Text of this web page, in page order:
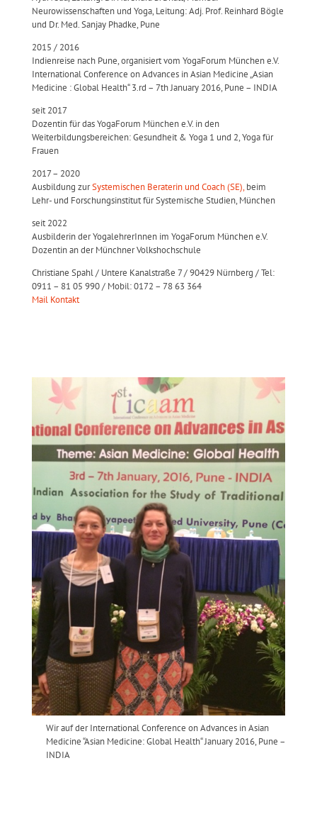
Neurowissenschaften und Yoga, Leitung: Adj. Prof. Reinhard Bögle
und Dr. Med. Sanjay Phadke, Pune
2015 / 2016
Indienreise nach Pune, organisiert vom YogaForum München e.V.
International Conference on Advances in Asian Medicine „Asian
Medicine : Global Health“ 3.rd – 7th January 2016, Pune – INDIA
seit 2017
Dozentin für das YogaForum München e.V. in den
Weiterbildungsbereichen: Gesundheit & Yoga 1 und 2, Yoga für
Frauen
2017 – 2020
Ausbildung zurSystemischen Beraterin und Coach (SE),beim
Lehr- und Forschungsinstitut für Systemische Studien, München
seit 2022
Ausbilderin der YogalehrerInnen im YogaForum München e.V.
Dozentin an der Münchner Volkshochschule
Christiane Spahl / Untere Kanalstraße 7 / 90429 Nürnberg / Tel:
0911 – 81 05 990 / Mobil: 0172 – 78 63 364
Mail Kontakt
Wir auf der International Conference on Advances in Asian
Medicine “Asian Medicine: Global Health“ January 2016, Pune –
INDIA